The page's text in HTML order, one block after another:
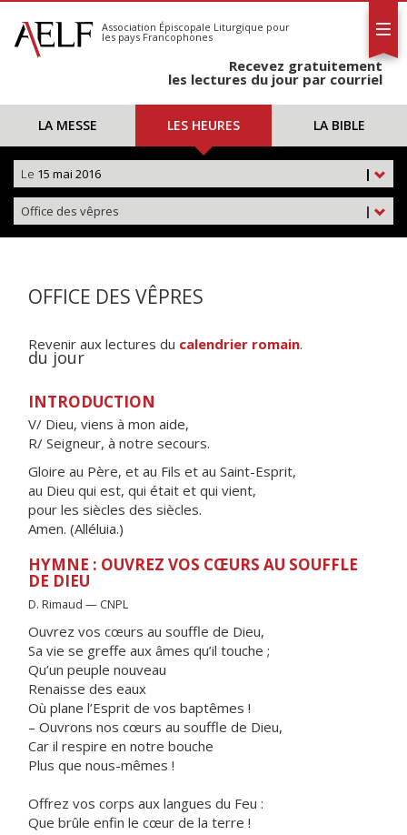
S'abonner
Calendrier
Association Épiscopale Liturgique pour
les pays Francophones
Recevez gratuitement
les lectures du jour par courriel
LA MESSE LES HEURES LA BIBLE
|
Le 15 mai 2016
|
Office des vêpres
OFFICE DES VÊPRES
Revenir aux lectures du calendrier romain.
du jour
INTRODUCTION
V/ Dieu, viens à mon aide,
R/ Seigneur, à notre secours.
Gloire au Père, et au Fils et au Saint-Esprit,
au Dieu qui est, qui était et qui vient,
pour les siècles des siècles.
Amen. (Alléluia.)
HYMNE : OUVREZ VOS CŒURS AU SOUFFLE
DE DIEU
D. Rimaud — CNPL
Ouvrez vos cœurs au souffle de Dieu,
Sa vie se greffe aux âmes qu’il touche ;
Qu’un peuple nouveau
Renaisse des eaux
Où plane l’Esprit de vos baptêmes !
– Ouvrons nos cœurs au souffle de Dieu,
Car il respire en notre bouche
Plus que nous-mêmes !
Offrez vos corps aux langues du Feu :
Que brûle enfin le cœur de la terre !